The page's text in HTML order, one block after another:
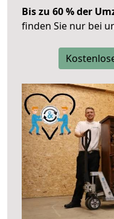
Bis zu 60 % der
finden Sie nur bei